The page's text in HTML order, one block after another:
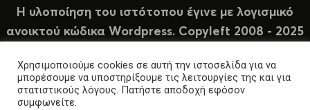
Η υλοποίηση του ιστότοπου έγινε με λογισμικό
ανοικτού κώδικα Wordpress. Copyleft 2008 - 2025
Χρησιμοποιούμε cookies σε αυτή την ιστοσελίδα για να
μπορέσουμε να υποστηρίξουμε τις λειτουργίες της και για
στατιστικούς λόγους. Πατήστε αποδοχή εφόσον
συμφωνείτε.